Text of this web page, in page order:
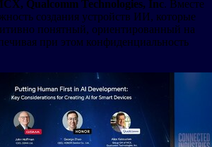
Qualcomm Technologies, Inc. Вместе
создания устройств ИИ, которые
понятный, ориентированный на
при этом конфиденциальность